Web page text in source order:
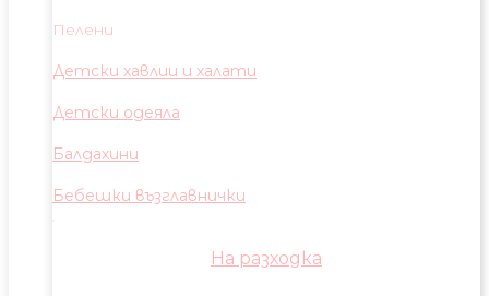
Пелени
Детски хавлии и халати
Детски одеяла
Балдахини
Бебешки възглавнички
На разходка